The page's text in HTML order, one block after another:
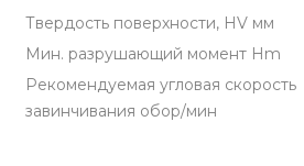
Твердость поверхности, HV мм
Мин. разрушающий момент Hm
Рекомендуемая угловая скорость
завинчивания обор/мин